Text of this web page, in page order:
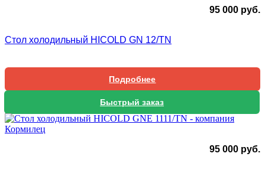
95 000 руб.
Стол холодильный HICOLD GN 12/TN
Подробнее
Быстрый заказ
95 000 руб.